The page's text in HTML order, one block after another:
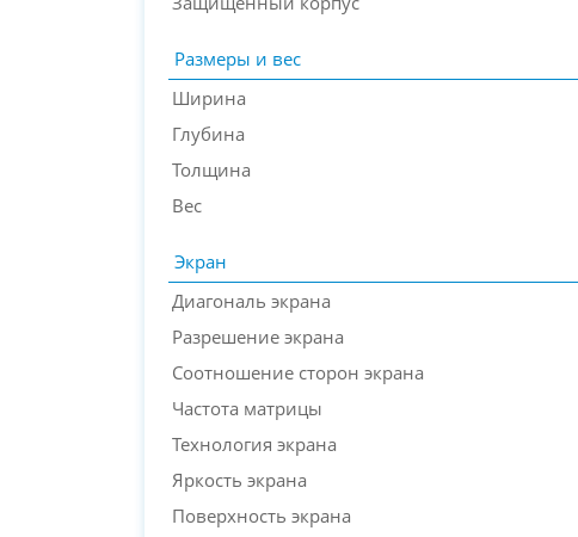
Размеры и вес
Ширина
Глубина
Толщина
Вес
Экран
Диагональ экрана
Разрешение экрана
Соотношение сторон экрана
Частота матрицы
Технология экрана
Яркость экрана
Поверхность экрана